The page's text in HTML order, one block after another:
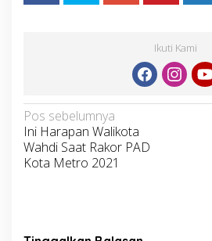
Ikuti Kami
Navigasi
pos
Pos sebelumnya
Ini Harapan Walikota
Wahdi Saat Rakor PAD
Kota Metro 2021